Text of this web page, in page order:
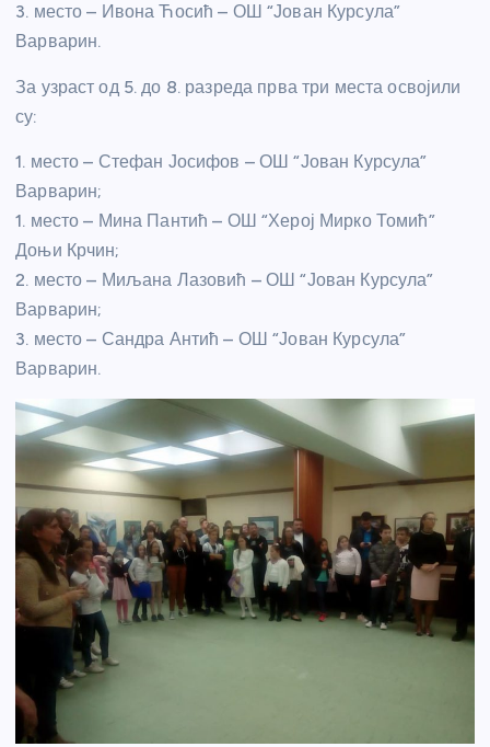
3. место – Ивона Ћосић – ОШ “Јован Курсула”
Варварин.
За узраст од 5. до 8. разреда прва три места освојили
су:
1. место – Стефан Јосифов – ОШ “Јован Курсула”
Варварин;
1. место – Мина Пантић – ОШ “Херој Мирко Томић”
Доњи Крчин;
2. место – Миљана Лазовић – ОШ “Јован Курсула”
Варварин;
3. место – Сандра Антић – ОШ “Јован Курсула”
Варварин.